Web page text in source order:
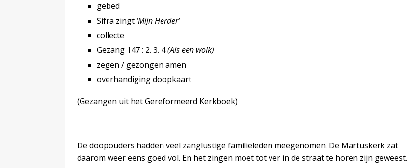
gebed
Sifra zingt ‘Mijn Herder’
collecte
Gezang 147 : 2. 3. 4(Als een wolk)
zegen / gezongen amen
overhandiging doopkaart
(Gezangen uit het Gereformeerd Kerkboek)
De doopouders hadden veel zanglustige familieleden meegenomen. De Martuskerk zat
daarom weer eens goed vol. En het zingen moet tot ver in de straat te horen zijn geweest.